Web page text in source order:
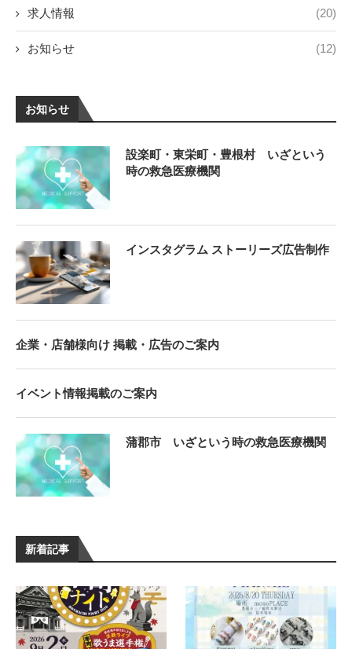
新着記事
求人情報 (20)
お知らせ (12)
お知らせ
設楽町・東栄町・豊根村 いざという
時の救急医療機関
インスタグラム ストーリーズ広告制作
企業・店舗様向け 掲載・広告のご案内
イベント情報掲載のご案内
蒲郡市 いざという時の救急医療機関